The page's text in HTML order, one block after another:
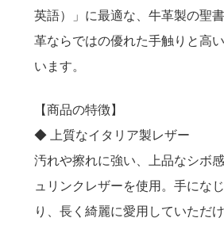
英語）」に最適な、牛革製の聖
革ならではの優れた手触りと高
います。
【商品の特徴】
◆ 上質なイタリア製レザー
汚れや擦れに強い、上品なシボ
ュリンクレザーを使用。手にな
り、長く綺麗に愛用していただけ